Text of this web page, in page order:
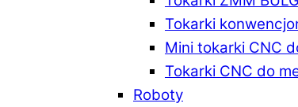
Tokarki
Mini tokarki CNC
Tokarki CNC do
Roboty